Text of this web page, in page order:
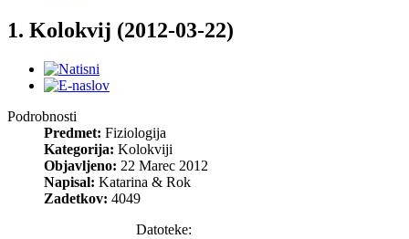
1. Kolokvij (2012-03-22)
Podrobnosti
Predmet: Fiziologija
Kategorija: Kolokviji
Objavljeno: 22 Marec 2012
Napisal: Katarina & Rok
Zadetkov: 4049
Datoteke: